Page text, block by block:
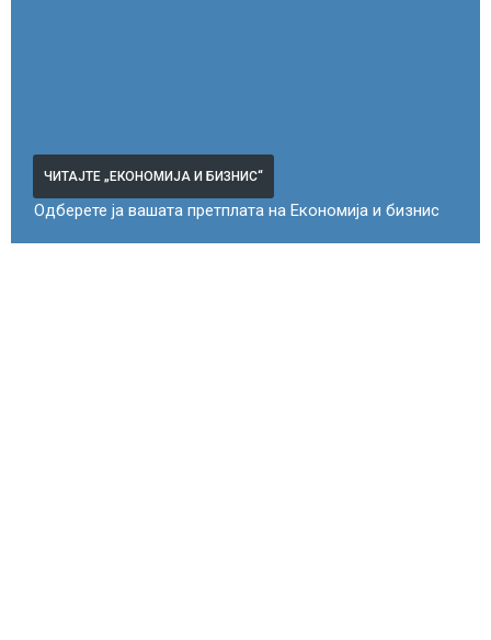
ЧИТАЈТЕ „ЕКОНОМИЈА И БИЗНИС“
Одберете ја вашата претплата на Економија и бизнис